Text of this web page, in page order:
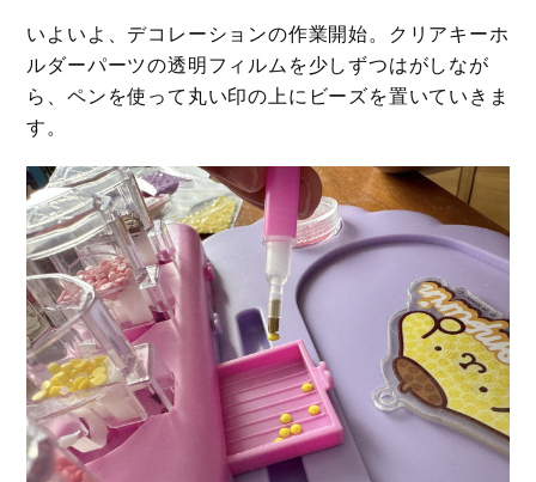
いよいよ、デコレーションの作業開始。クリアキーホ
ルダーパーツの透明フィルムを少しずつはがしなが
ら、ペンを使って丸い印の上にビーズを置いていきま
す。